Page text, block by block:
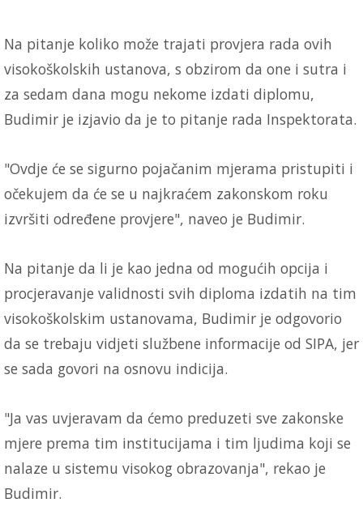
Na pitanje koliko može trajati provjera rada ovih
visokoškolskih ustanova, s obzirom da one i sutra i
za sedam dana mogu nekome izdati diplomu,
Budimir je izjavio da je to pitanje rada Inspektorata.
"Ovdje će se sigurno pojačanim mjerama pristupiti i
očekujem da će se u najkraćem zakonskom roku
izvršiti određene provjere", naveo je Budimir.
Na pitanje da li je kao jedna od mogućih opcija i
procjeravanje validnosti svih diploma izdatih na tim
visokoškolskim ustanovama, Budimir je odgovorio
da se trebaju vidjeti službene informacije od SIPA, jer
se sada govori na osnovu indicija.
"Ja vas uvjeravam da ćemo preduzeti sve zakonske
mjere prema tim institucijama i tim ljudima koji se
nalaze u sistemu visokog obrazovanja", rekao je
Budimir.